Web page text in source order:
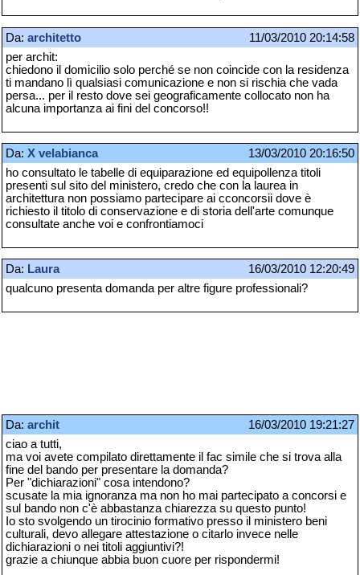
Da: architetto
11/03/2010 20:14:58
per archit:
chiedono il domicilio solo perché se non coincide con la residenza
ti mandano lì qualsiasi comunicazione e non si rischia che vada
persa... per il resto dove sei geograficamente collocato non ha
alcuna importanza ai fini del concorso!!
Da: X velabianca
13/03/2010 20:16:50
ho consultato le tabelle di equiparazione ed equipollenza titoli
presenti sul sito del ministero, credo che con la laurea in
architettura non possiamo partecipare ai cconcorsii dove è
richiesto il titolo di conservazione e di storia dell'arte comunque
consultate anche voi e confrontiamoci
Da: Laura
16/03/2010 12:20:49
qualcuno presenta domanda per altre figure professionali?
Da: archit
16/03/2010 19:21:27
ciao a tutti,
ma voi avete compilato direttamente il fac simile che si trova alla
fine del bando per presentare la domanda?
Per "dichiarazioni" cosa intendono?
scusate la mia ignoranza ma non ho mai partecipato a concorsi e
sul bando non c'è abbastanza chiarezza su questo punto!
Io sto svolgendo un tirocinio formativo presso il ministero beni
culturali, devo allegare attestazione o citarlo invece nelle
dichiarazioni o nei titoli aggiuntivi?!
grazie a chiunque abbia buon cuore per rispondermi!